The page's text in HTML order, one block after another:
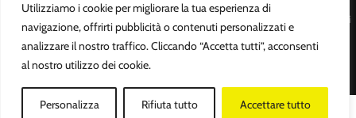
Utilizziamo i cookie per migliorare la tua esperienza di
navigazione, offrirti pubblicità o contenuti personalizzati e
analizzare il nostro traffico. Cliccando “Accetta tutti”, acconsenti
al nostro utilizzo dei cookie.
Personalizza Rifiuta tutto Accettare tutto
Body Muscle Nutrition di Ottavianelli Luca - PIVA: 17678631007 - Tutti i
diritti riservati